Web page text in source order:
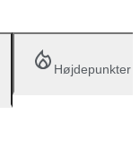
Højdepunkter